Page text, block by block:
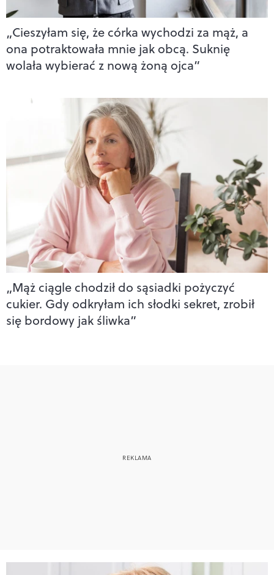
„Cieszyłam się, że córka wychodzi za mąż, a
ona potraktowała mnie jak obcą. Suknię
wolała wybierać z nową żoną ojca”
„Mąż ciągle chodził do sąsiadki pożyczyć
cukier. Gdy odkryłam ich słodki sekret, zrobił
się bordowy jak śliwka”